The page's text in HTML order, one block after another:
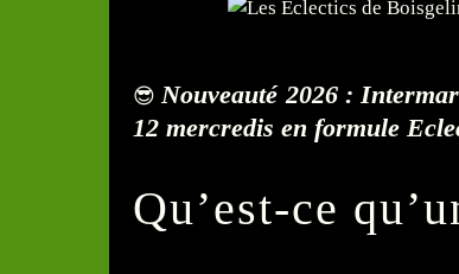
😎 Nouveauté 2026 :
12 mercredis en formule
Qu’est-ce